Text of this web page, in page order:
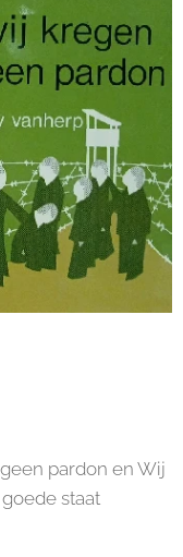
pardon en Wij
staat